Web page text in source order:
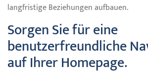
langfristige Beziehungen aufbauen.
Sorgen Sie für eine
benutzerfreundliche
auf Ihrer Homepage.